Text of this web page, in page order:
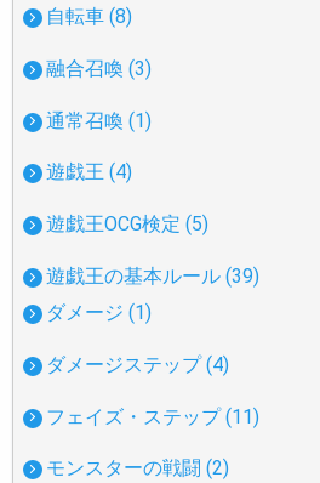
自転車 (8)
融合召喚 (3)
通常召喚 (1)
遊戯王 (4)
遊戯王OCG検定 (5)
遊戯王の基本ルール (39)
ダメージ (1)
ダメージステップ (4)
フェイズ・ステップ (11)
モンスターの戦闘 (2)